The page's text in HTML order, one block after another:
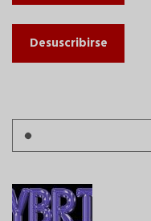
Desuscribirse